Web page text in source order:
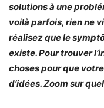
solutions à une
voilà parfois, rien ne
réalisez que le
existe. Pour trouver
choses pour que
d’idées. Zoom sur